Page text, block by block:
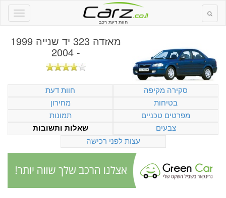
חוות דעת רכב
מאזדה 323 יד שנייה 1999
- 2004
סקירה מקיפה
חוות דעת
בטיחות
מחירון
מפרטים טכניים
תמונות
צבעים
שאלות ותשובות
עצות לפני רכישה